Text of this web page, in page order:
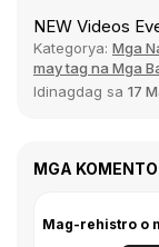
NEW Videos
Kategorya: Mga
may tag na Mga
Idinagdag sa 17
MGA KOMENTO
Mag-rehistro o